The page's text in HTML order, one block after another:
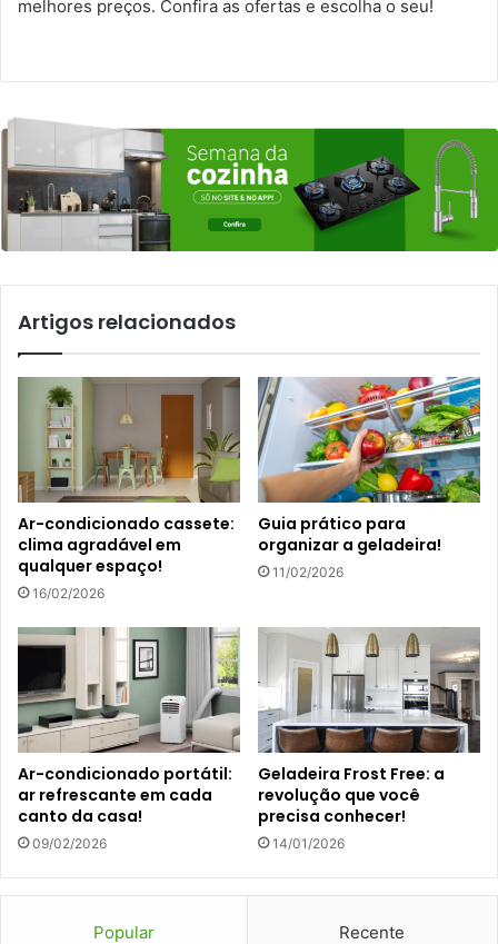
melhores preços. Confira as ofertas e escolha o seu!
Artigos relacionados
Ar-condicionado cassete:
clima agradável em
qualquer espaço!
16/02/2026
Guia prático para
organizar a geladeira!
11/02/2026
Ar-condicionado portátil:
ar refrescante em cada
canto da casa!
09/02/2026
Geladeira Frost Free: a
revolução que você
precisa conhecer!
14/01/2026
Popular Recente